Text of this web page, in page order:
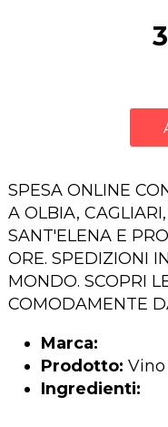
SPESA ONLINE
A OLBIA,
SANT'ELENA E
ORE. SPEDIZIONI
MONDO. SCOPRI
COMODAMENTE
Marca:
Prodotto: Vino
Ingredienti: